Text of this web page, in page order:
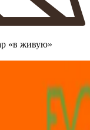
«в живую»